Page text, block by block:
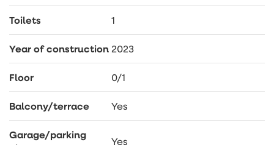
Toilets 1
Year of construction 2023
Floor 0/1
Balcony/terrace Yes
Garage/parking
Yes